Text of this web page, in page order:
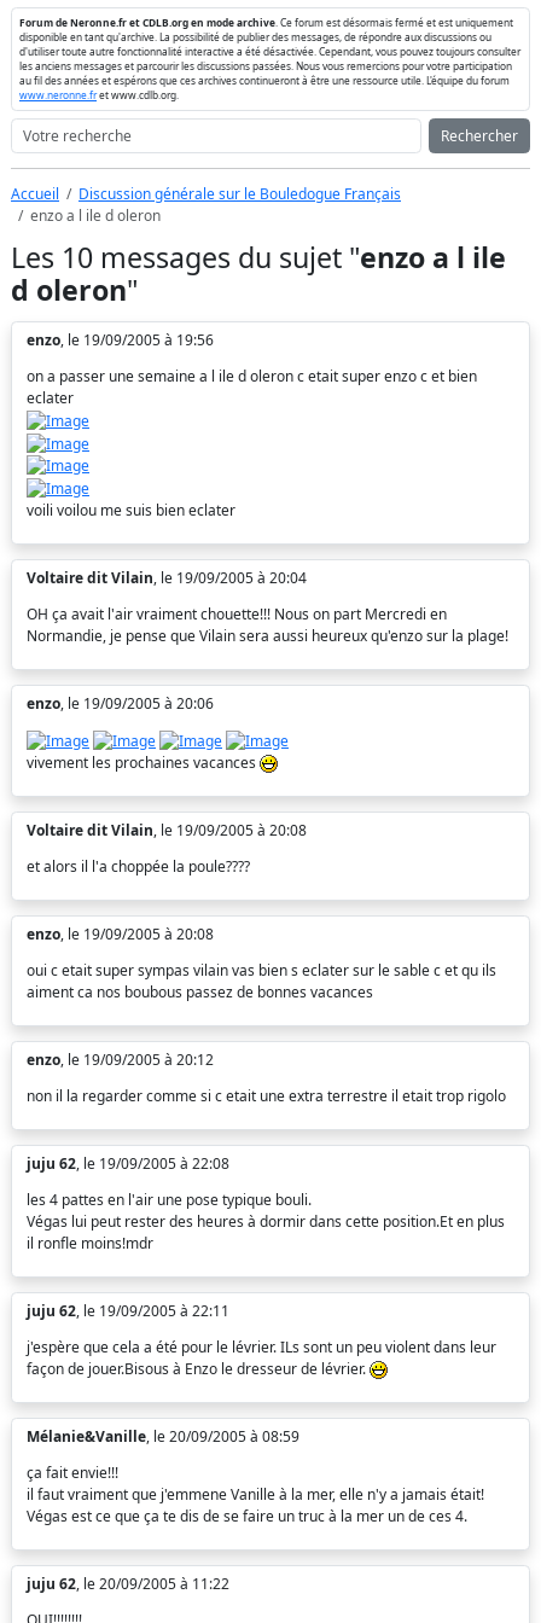
Forum de Neronne.fr et CDLB.org en mode archive . Ce forum est désormais fermé et est uniquement
disponible en tant qu'archive. La possibilité de publier des messages, de répondre aux discussions ou
d'utiliser toute autre fonctionnalité interactive a été désactivée. Cependant, vous pouvez toujours consulter
les anciens messages et parcourir les discussions passées. Nous vous remercions pour votre participation
au fil des années et espérons que ces archives continueront à être une ressource utile. L'équipe du forum
www.neronne.fret www.cdlb.org.
Rechercher
Accueil
Discussion générale sur le Bouledogue Français
enzo a l ile d oleron
Les 10 messages du sujet "enzo a l ile
d oleron"
enzo, le 19/09/2005 à 19:56
on a passer une semaine a l ile d oleron c etait super enzo c et bien
eclater
voili voilou me suis bien eclater
Voltaire dit Vilain, le 19/09/2005 à 20:04
OH ça avait l'air vraiment chouette!!! Nous on part Mercredi en
Normandie, je pense que Vilain sera aussi heureux qu'enzo sur la plage!
enzo, le 19/09/2005 à 20:06
vivement les prochaines vacances
Voltaire dit Vilain, le 19/09/2005 à 20:08
et alors il l'a choppée la poule????
enzo, le 19/09/2005 à 20:08
oui c etait super sympas vilain vas bien s eclater sur le sable c et qu ils
aiment ca nos boubous passez de bonnes vacances
enzo, le 19/09/2005 à 20:12
non il la regarder comme si c etait une extra terrestre il etait trop rigolo
juju 62, le 19/09/2005 à 22:08
les 4 pattes en l'air une pose typique bouli.
Végas lui peut rester des heures à dormir dans cette position.Et en plus
il ronfle moins!mdr
juju 62, le 19/09/2005 à 22:11
j'espère que cela a été pour le lévrier. ILs sont un peu violent dans leur
façon de jouer.Bisous à Enzo le dresseur de lévrier.
Mélanie&Vanille, le 20/09/2005 à 08:59
ça fait envie!!!
il faut vraiment que j'emmene Vanille à la mer, elle n'y a jamais était!
Végas est ce que ça te dis de se faire un truc à la mer un de ces 4.
juju 62, le 20/09/2005 à 11:22